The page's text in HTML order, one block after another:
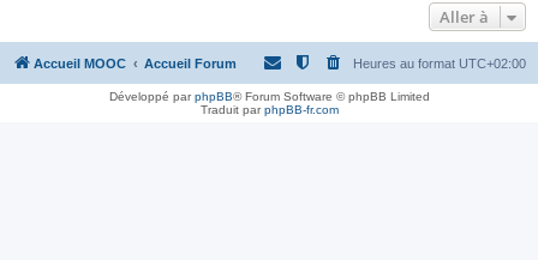
Aller à
Accueil MOOC Accueil Forum Heures au format UTC+02:00
Développé parphpBB® Forum Software © phpBB Limited
Traduit parphpBB-fr.com